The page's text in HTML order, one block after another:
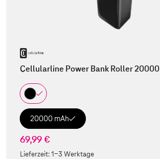
Cellularline Power Bank Roller 20000
20000 mAh
69,99 €
Lieferzeit:1-3 Werktage